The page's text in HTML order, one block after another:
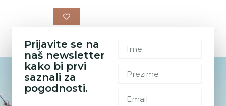
Prijavite se na
naš newsletter
kako bi prvi
saznali za
pogodnosti.